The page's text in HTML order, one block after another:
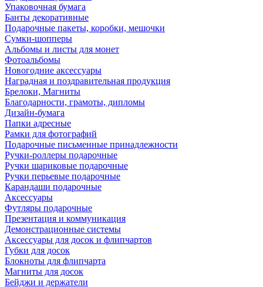
Упаковочная бумага
Банты декоративные
Подарочные пакеты, коробки, мешочки
Сумки-шопперы
Альбомы и листы для монет
Фотоальбомы
Новогодние аксессуары
Наградная и поздравительная продукция
Брелоки, Магниты
Благодарности, грамоты, дипломы
Дизайн-бумага
Папки адресные
Рамки для фотографий
Подарочные письменные принадлежности
Ручки-роллеры подарочные
Ручки шариковые подарочные
Ручки перьевые подарочные
Карандаши подарочные
Аксессуары
Футляры подарочные
Презентация и коммуникация
Демонстрационные системы
Аксессуары для досок и флипчартов
Губки для досок
Блокноты для флипчарта
Магниты для досок
Бейджи и держатели